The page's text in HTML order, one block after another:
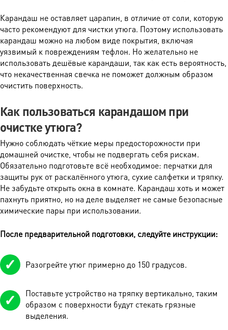
Карандаш не оставляет царапин, в отличие от соли, которую
часто рекомендуют для чистки утюга. Поэтому использовать
карандаш можно на любом виде покрытия, включая
уязвимый к повреждениям тефлон. Но желательно не
использовать дешёвые карандаши, так как есть вероятность,
что некачественная свечка не поможет должным образом
очистить поверхность.
Как пользоваться карандашом при
очистке утюга?
Нужно соблюдать чёткие меры предосторожности при
домашней очистке, чтобы не подвергать себя рискам.
Обязательно подготовьте всё необходимое: перчатки для
защиты рук от раскалённого утюга, сухие салфетки и тряпку.
Не забудьте открыть окна в комнате. Карандаш хоть и может
пахнуть приятно, но на деле выделяет не самые безопасные
химические пары при использовании.
После предварительной подготовки, следуйте инструкции:
Разогрейте утюг примерно до 150 градусов.
Поставьте устройство на тряпку вертикально, таким
образом с поверхности будут стекать грязные
выделения.